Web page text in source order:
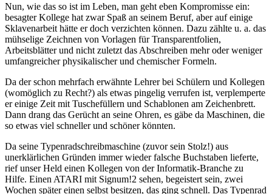
Nun, wie das so ist im Leben, man geht eben Kompromisse ein:
besagter Kollege hat zwar Spaß an seinem Beruf, aber auf einige
Sklavenarbeit hätte er doch verzichten können. Dazu zählte u. a. das
mühselige Zeichnen von Vorlagen für Transparentfolien,
Arbeitsblätter und nicht zuletzt das Abschreiben mehr oder weniger
umfangreicher physikalischer und chemischer Formeln.
Da der schon mehrfach erwähnte Lehrer bei Schülern und Kollegen
(womöglich zu Recht?) als etwas pingelig verrufen ist, verplemperte
er einige Zeit mit Tuschefüllern und Schablonen am Zeichenbrett.
Dann drang das Gerücht an seine Ohren, es gäbe da Maschinen, die
so etwas viel schneller und schöner könnten.
Da seine Typenradschreibmaschine (zuvor sein Stolz!) aus
unerklärlichen Gründen immer wieder falsche Buchstaben lieferte,
rief unser Held einen Kollegen von der Informatik-Branche zu
Hilfe. Einen ATARI mit Signum!2 sehen, begeistert sein, zwei
Wochen später einen selbst besitzen, das ging schnell. Das Typenrad